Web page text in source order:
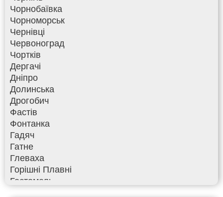
Чорнобаївка
Чорноморськ
Чернівці
Червоноград
Чортків
Дергачі
Дніпро
Долинська
Дрогобич
Фастів
Фонтанка
Гадяч
Гатне
Глеваха
Горішні Плавні
Гостомель